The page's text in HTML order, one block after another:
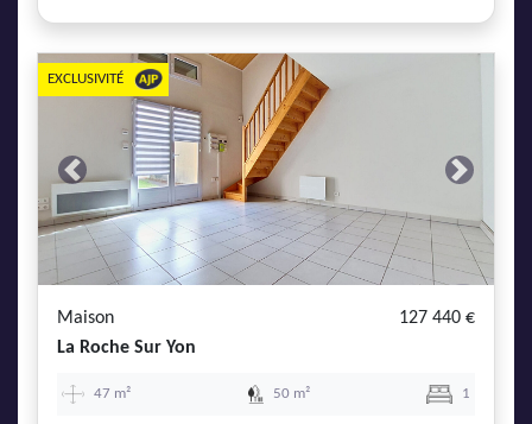
Previous Next
EXCLUSIVITÉ
Maison
127 440 €
La Roche Sur Yon
47 m² 50 m² 1